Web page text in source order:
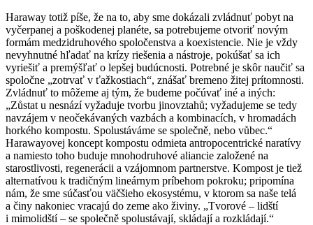
Haraway totiž píše, že na to, aby sme dokázali zvládnuť pobyt na
vyčerpanej a poškodenej planéte, sa potrebujeme otvoriť novým
formám medzidruhového spoločenstva a koexistencie. Nie je vždy
nevyhnutné hľadať na krízy riešenia a nástroje, pokúšať sa ich
vyriešiť a premýšľať o lepšej budúcnosti. Potrebné je skôr naučiť sa
spoločne „zotrvať v ťažkostiach“, znášať bremeno žitej prítomnosti.
Zvládnuť to môžeme aj tým, že budeme počúvať iné a iných:
„Zůstat u nesnází vyžaduje tvorbu jinovztahů; vyžadujeme se tedy
navzájem v neočekávaných vazbách a kombinacích, v hromadách
horkého kompostu. Spolustáváme se společně, nebo vůbec.“
Harawayovej koncept kompostu odmieta antropocentrické naratívy
a namiesto toho buduje mnohodruhové aliancie založené na
starostlivosti, regenerácii a vzájomnom partnerstve. Kompost je tiež
alternatívou k tradičným lineárnym príbehom pokroku; pripomína
nám, že sme súčasťou väčšieho ekosystému, v ktorom sa naše telá
a činy nakoniec vracajú do zeme ako živiny. „Tvorové – lidští
i mimolidští – se společně spolustávají, skládají a rozkládají.“